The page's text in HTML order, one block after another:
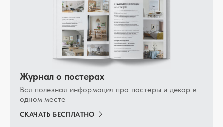
Журнал о постерах
Вся полезная информация про постеры и декор в
одном месте
СКАЧАТЬ БЕСПЛАТНО